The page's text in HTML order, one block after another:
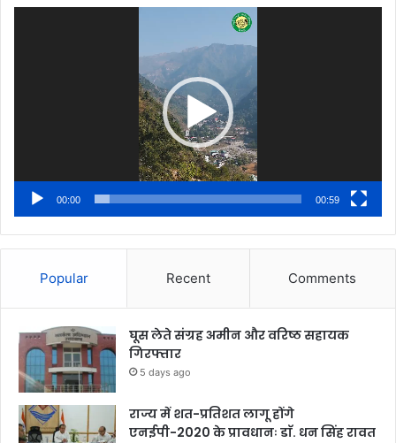
00:00 00:59
Popular Recent Comments
घूस लेते संग्रह अमीन और वरिष्ठ सहायक
गिरफ्तार
5 days ago
राज्य में शत-प्रतिशत लागू होंगे
एनईपी-2020 के प्रावधानः डाॅ. धन सिंह रावत